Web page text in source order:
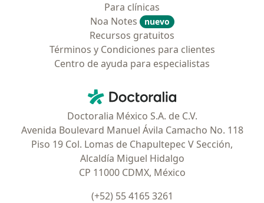
Para clínicas
Noa Notes
nuevo
Recursos gratuitos
Términos y Condiciones para clientes
Centro de ayuda para especialistas
Doctoralia - Página de inicio
Doctoralia México S.A. de C.V.
Avenida Boulevard Manuel Ávila Camacho No. 118
Piso 19 Col. Lomas de Chapultepec V Sección,
Alcaldía Miguel Hidalgo
CP 11000 CDMX, México
(+52) 55 4165 3261